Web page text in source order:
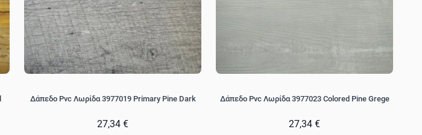
Δάπεδο Pvc Λωρίδα 3977019 Primary Pine Dark
27,34 €
Δάπεδο Pvc Λωρίδα 3977023 Colored Pine Grege
27,34 €